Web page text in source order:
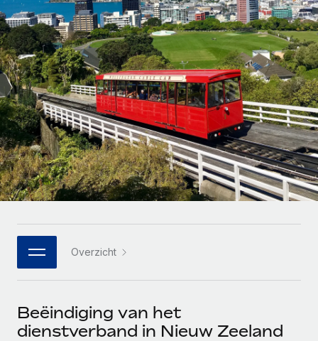
Zzp'ers internationaal onboarden en beheren
PEO
Ingewikkelde HR-taken eenvoudig uitbesteden
INFRASTRUCTUUR
Remote Embedded
HR naadloos in workflows integreren
Platform
Ingebouwde essentiële HR-functies voor je team
Integraties
DIENSTEN
GROEIFASE
Start-ups
Flexibele global HR en payroll solutions voor groeiende
bedrijven
Mid-market
Teams uitbreiden met HR solutions op maat
Enterprise
Global HR voor grote bedrijven
WERK MET ONS SAMEN
Strategische technologiepartners
Een partner worden
Ontdek hoe je met ons kunt samenwerken
Betalingscalculator voor zzp'ers
Ontdek valuta-opties en betaalsnelheden voor
internationale zzp'ers
LEREN MET REMOTE
Onderzoek en gidsen
Casestudy's
HR-woordenlijst
Checklists en templates
Webinars
Newsroom
Nederlands
Français
Deutsch
Español
Italiano
Português (Portugal)
日本語
한국어
Inloggen
Overzicht
Beëindiging van het
dienstverband in Nieuw Zeeland